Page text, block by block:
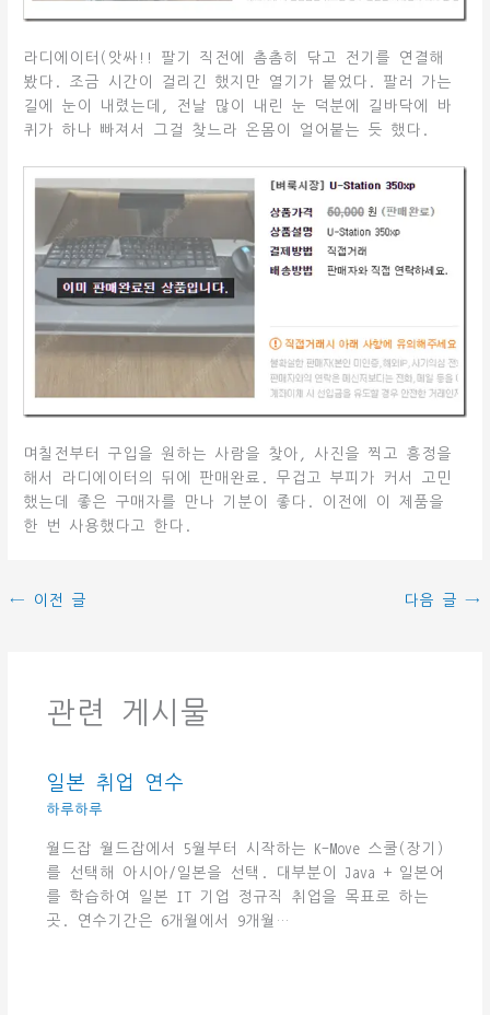
라디에이터(앗싸!! 팔기 직전에 촘촘히 닦고 전기를 연결해
봤다. 조금 시간이 걸리긴 했지만 열기가 붙었다. 팔러 가는
길에 눈이 내렸는데, 전날 많이 내린 눈 덕분에 길바닥에 바
퀴가 하나 빠져서 그걸 찾느라 온몸이 얼어붙는 듯 했다.
며칠전부터 구입을 원하는 사람을 찾아, 사진을 찍고 흥정을
해서 라디에이터의 뒤에 판매완료. 무겁고 부피가 커서 고민
했는데 좋은 구매자를 만나 기분이 좋다. 이전에 이 제품을
한 번 사용했다고 한다.
← 이전 글 다음 글 →
관련 게시물
일본 취업 연수
하루하루
월드잡 월드잡에서 5월부터 시작하는 K-Move 스쿨(장기)
를 선택해 아시아/일본을 선택. 대부분이 Java + 일본어
를 학습하여 일본 IT 기업 정규직 취업을 목표로 하는
곳. 연수기간은 6개월에서 9개월…